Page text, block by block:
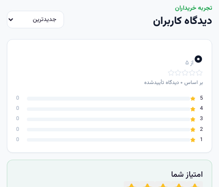
تجربه خریداران
دیدگاه کاربران
۰از ۵
بر اساس ۰دیدگاه تأییدشده
5
0
4
0
3
0
2
0
1
0
امتیاز شما